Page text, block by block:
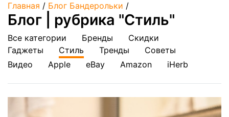
Главная / Блог Бандерольки /
Блог | рубрика "Стиль"
Все категории Бренды
Скидки
Гаджеты
Стиль Тренды
Советы
Видео
Apple eBay Amazon iHerb